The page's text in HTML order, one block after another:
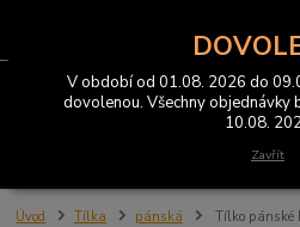
Úvod Tílka pánská Tílko pánské
V období od 01.08. 2026 do
dovolenou. Všechny objednávky
10.08.
Zavřít